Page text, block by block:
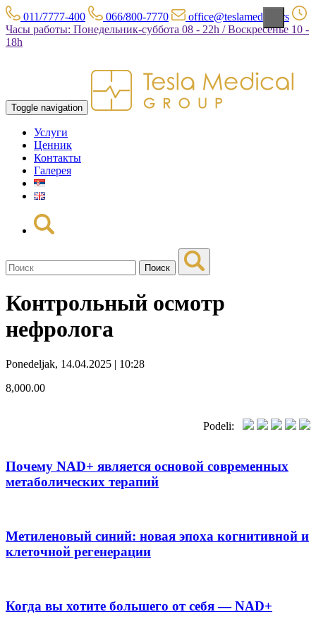
011/7777-400 066/800-7770
office@teslamedical.rs
Часы работы: Понедельник-суббота 08 - 22h / Воскресенье 10 -
18h
Toggle navigation
Услуги
Ценник
Контакты
Галерея
Поиск
Контрольный осмотр
нефролога
Ponedeljak, 14.04.2025 | 10:28
8,000.00
Podeli:
Почему NAD+ является основой современных
метаболических терапий
Метиленовый синий: новая эпоха когнитивной и
клеточной регенерации
Когда вы хотите большего от себя — NAD+